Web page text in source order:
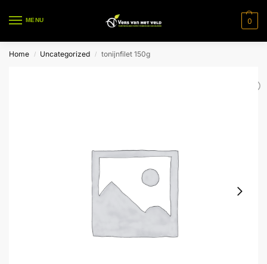
MENU 0
Home / Uncategorized / tonijnfilet 150g